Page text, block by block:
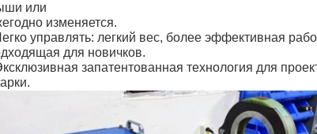
или
изменяется.
управлять: легкий вес, более эффективная
для новичков.
запатентованная технология для